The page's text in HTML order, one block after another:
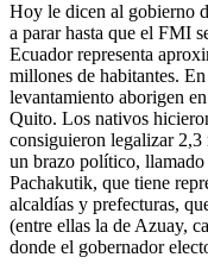
Hoy le dicen al gobierno
a parar hasta que el FMI
Ecuador representa
millones de habitantes.
levantamiento aborigen
Quito. Los nativos
consiguieron legalizar 2,3
un brazo político,
Pachakutik, que tiene
alcaldías y prefecturas,
(entre ellas la de Azuay,
donde el gobernador